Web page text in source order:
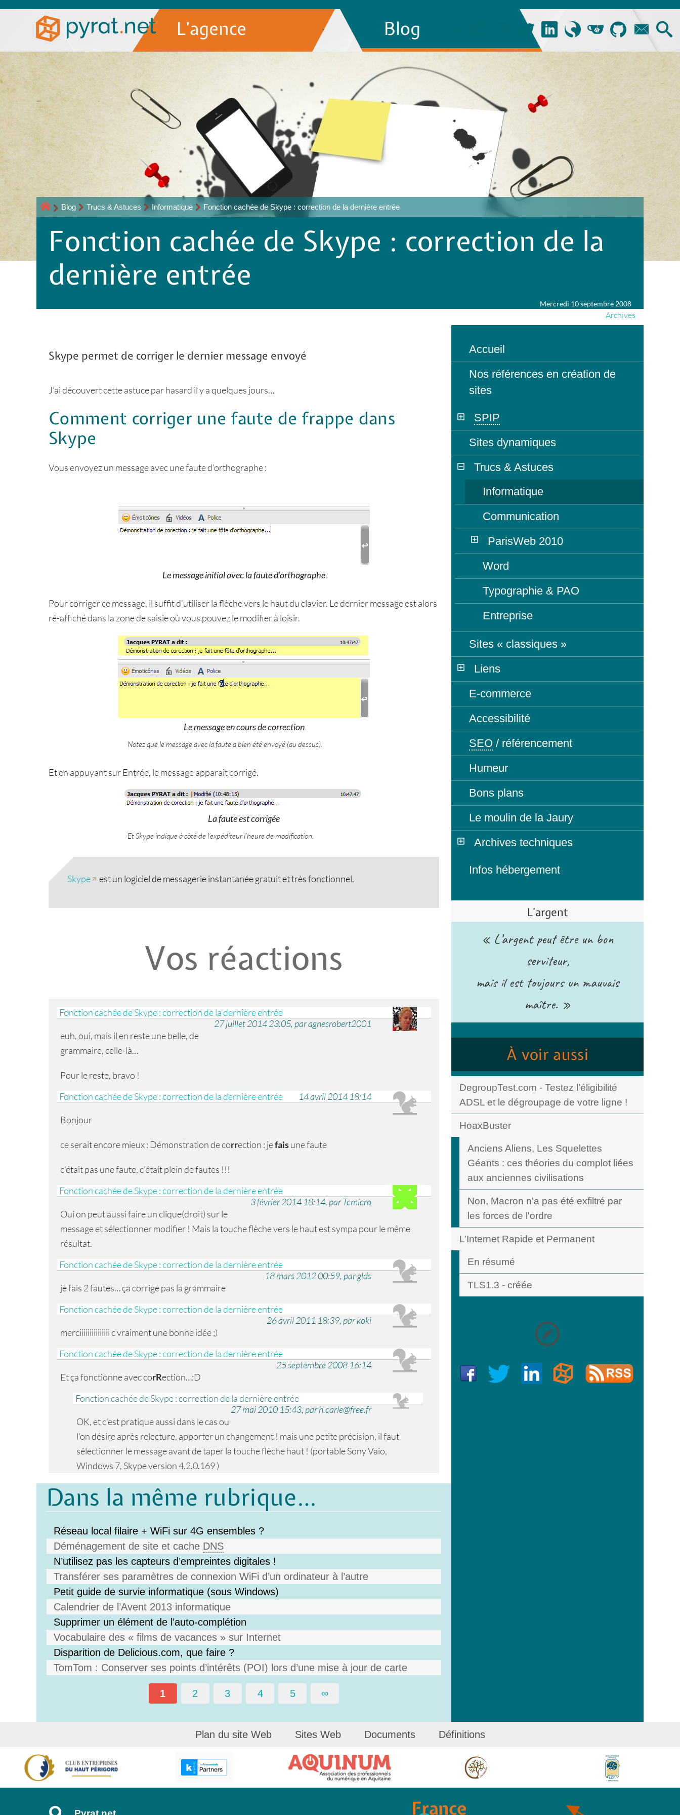
L’agence Blog
Blog Trucs & Astuces Informatique Fonction cachée de Skype : correction de la dernière entrée
Fonction cachée de Skype : correction de la
dernière entrée
Mercredi 10 septembre 2008
Archives
Skype permet de corriger le dernier message envoyé
J’ai découvert cette astuce par hasard il y a quelques jours…
Comment corriger une faute de frappe dans
Skype
Vous envoyez un message avec une faute d’orthographe :
Le message initial avec la faute d’orthographe
Pour corriger ce message, il suffit d’utiliser la flèche vers le haut du clavier. Le dernier message est alors
ré-affiché dans la zone de saisie où vous pouvez le modifier à loisir.
Le message en cours de correction
Notez que le message avec la faute a bien été envoyé (au dessus).
Et en appuyant sur Entrée, le message apparaît corrigé.
La faute est corrigée
Et Skype indique à côté de l’expéditeur l’heure de modification.
Skype est un logiciel de messagerie instantanée gratuit et très fonctionnel.
Vos réactions
Fonction cachée de Skype : correction de la dernière entrée
27 juillet 2014 23:05, par agnesrobert2001
euh, oui, mais il en reste une belle, de
grammaire, celle-là…
Pour le reste, bravo !
Fonction cachée de Skype : correction de la dernière entrée
14 avril 2014 18:14
Bonjour
ce serait encore mieux : Démonstration de correction : jefaisune faute
c’était pas une faute, c’était plein de fautes !!!
Fonction cachée de Skype : correction de la dernière entrée
3 février 2014 18:14, par Tcmicro
Oui on peut aussi faire un clique(droit) sur le
message et sélectionner modifier ! Mais la touche flèche vers le haut est sympa pour le même
résultat.
Fonction cachée de Skype : correction de la dernière entrée
18 mars 2012 00:59, par glds
je fais 2 fautes… ça corrige pas la grammaire
Fonction cachée de Skype : correction de la dernière entrée
26 avril 2011 18:39, par koki
merciiiiiiiiiiiiiii c vraiment une bonne idée ;)
Fonction cachée de Skype : correction de la dernière entrée
25 septembre 2008 16:14
Et ça fonctionne avec corRection…:D
Fonction cachée de Skype : correction de la dernière entrée
27 mai 2010 15:43, par h.carle@free.fr
OK, et c’est pratique aussi dans le cas ou
l’on désire après relecture, apporter un changement ! mais une petite précision, il faut
sélectionner le message avant de taper la touche flèche haut ! (portable Sony Vaio,
Windows 7, Skype version 4.2.0.169 )
Dans la même rubrique…
Réseau local filaire + WiFi sur 4G ensembles ?
Déménagement de site et cache DNS
N’utilisez pas les capteurs d’empreintes digitales !
Transférer ses paramètres de connexion WiFi d’un ordinateur à l’autre
Petit guide de survie informatique (sous Windows)
Calendrier de l’Avent 2013 informatique
Supprimer un élément de l’auto-complétion
Vocabulaire des « films de vacances » sur Internet
Disparition de Delicious.com, que faire ?
TomTom : Conserver ses points d’intérêts (POI) lors d’une mise à jour de carte
1 2 3 4 5 ∞
Accueil
Nos références en création de
sites
SPIP
Sites dynamiques
Trucs & Astuces
Informatique
Communication
ParisWeb 2010
Word
Typographie & PAO
Entreprise
Sites « classiques »
Liens
E-commerce
Accessibilité
SEO / référencement
Humeur
Bons plans
Le moulin de la Jaury
Archives techniques
Infos hébergement
L’argent
« L’argent peut être un bon
serviteur,
mais il est toujours un mauvais
maître. »
À voir aussi
DegroupTest.com - Testez l’éligibilité
ADSL et le dégroupage de votre ligne !
HoaxBuster
Anciens Aliens, Les Squelettes
Géants : ces théories du complot liées
aux anciennes civilisations
Non, Macron n'a pas été exfiltré par
les forces de l'ordre
L’Internet Rapide et Permanent
En résumé
TLS1.3 - créée
Plan du site Web Sites Web Documents Définitions